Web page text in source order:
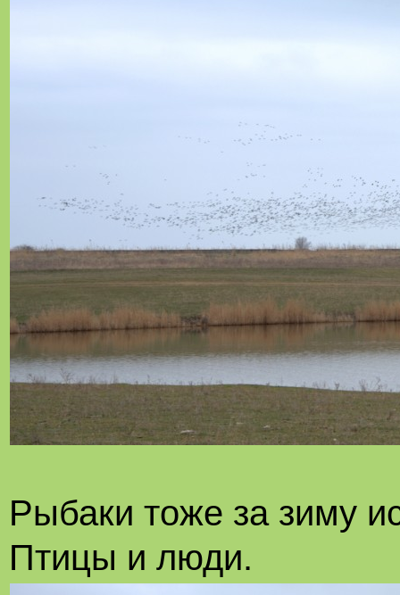
Рыбаки тоже за зиму
Птицы и люди.